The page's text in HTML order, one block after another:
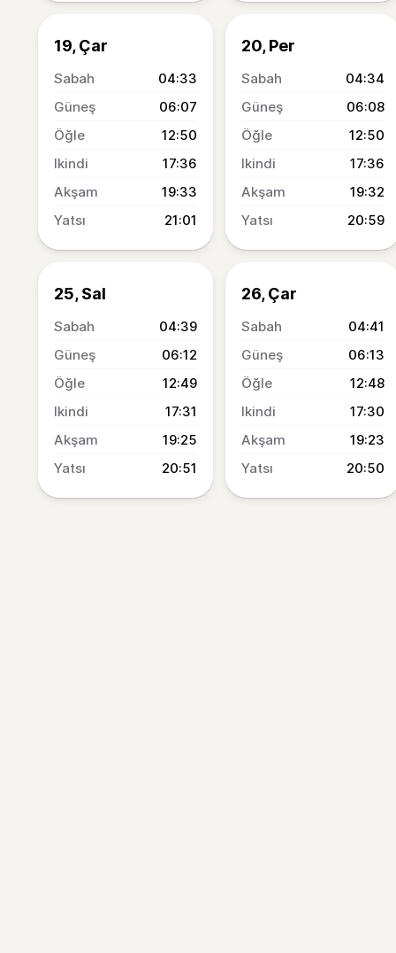
19, Çar
04:33
06:07
12:50
17:36
19:33
21:01
20, Per
04:34
06:08
12:50
17:36
19:32
20:59
25, Sal
04:39
06:12
12:49
17:31
19:25
20:51
26, Çar
04:41
06:13
12:48
17:30
19:23
20:50